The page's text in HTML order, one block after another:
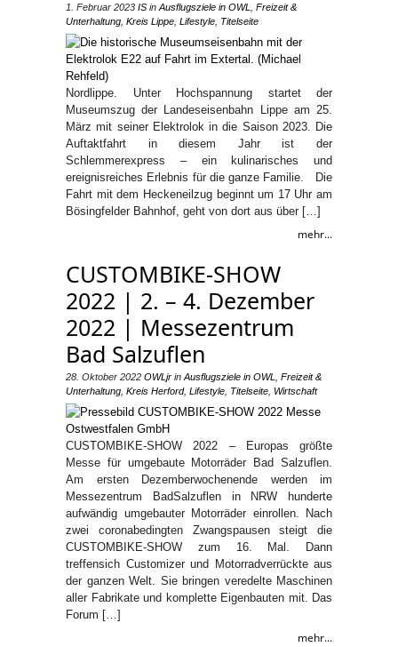
1. Februar 2023 IS in Ausflugsziele in OWL
Freizeit &
Unterhaltung Kreis Lippe Lifestyle Titelseite
Nordlippe. Unter Hochspannung startet der
Museumszug der Landeseisenbahn Lippe am 25.
März mit seiner Elektrolok in die Saison 2023. Die
Auftaktfahrt in diesem Jahr ist der
Schlemmerexpress – ein kulinarisches und
ereignisreiches Erlebnis für die ganze Familie. Die
Fahrt mit dem Heckeneilzug beginnt um 17 Uhr am
Bösingfelder Bahnhof, geht von dort aus über […]
mehr...
CUSTOMBIKE-SHOW
2022 | 2. – 4. Dezember
2022 | Messezentrum
Bad Salzuflen
28. Oktober 2022 OWLjr in Ausflugsziele in OWL
Freizeit &
Unterhaltung Kreis Herford, Lifestyle Titelseite Wirtschaft
CUSTOMBIKE-SHOW 2022 – Europas größte
Messe für umgebaute Motorräder Bad Salzuflen.
Am ersten Dezemberwochenende werden im
Messezentrum BadSalzuflen in NRW hunderte
aufwändig umgebauter Motorräder einrollen. Nach
zwei coronabedingten Zwangspausen steigt die
CUSTOMBIKE-SHOW zum 16. Mal. Dann
treffensich Customizer und Motorradverrückte aus
der ganzen Welt. Sie bringen veredelte Maschinen
aller Fabrikate und komplette Eigenbauten mit. Das
Forum […]
mehr...